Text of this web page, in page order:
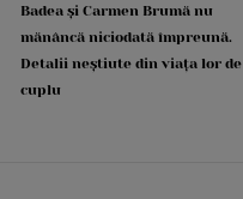
Badea și Carmen Brumă nu
mănâncă niciodată împreună.
Detalii neștiute din viața lor de
cuplu